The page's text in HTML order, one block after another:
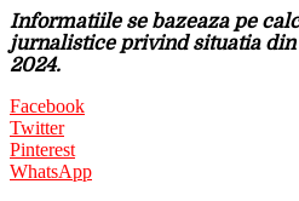
Informatiile se bazeaza pe
jurnalistice privind situatia din
2024.
Facebook
Twitter
Pinterest
WhatsApp